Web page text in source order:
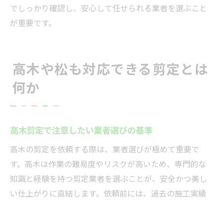
でしっかり確認し、安心して任せられる業者を選ぶこと
が重要です。
高木や松も対応できる剪定とは
何か
高木剪定で注意したい業者選びの基準
高木の剪定を依頼する際は、業者選びが極めて重要で
す。高木は作業の難易度やリスクが高いため、専門的な
知識と経験を持つ剪定業者を選ぶことが、安全かつ美し
い仕上がりに直結します。依頼前には、過去の施工実績